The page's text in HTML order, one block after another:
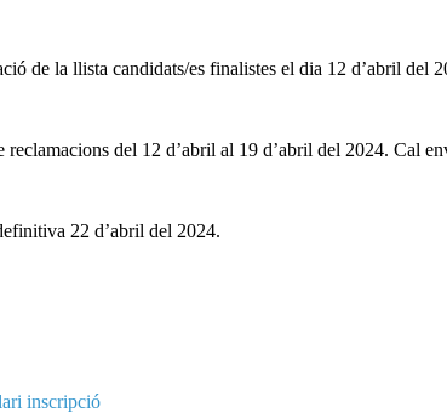
de la llista candidats/es finalistes el dia 12 d’abril del
reclamacions del 12 d’abril al 19 d’abril del 2024. Cal
22 d’abril del 2024.
inscripció